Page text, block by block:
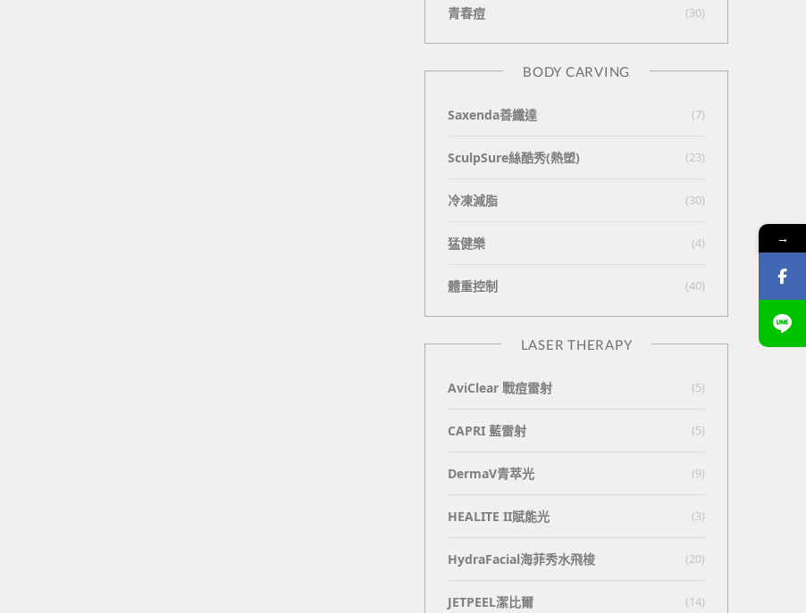
青春痘 (30)
BODY CARVING
Saxenda善纖達 (7)
SculpSure絲酷秀(熱塑) (23)
冷凍減脂 (30)
猛健樂 (4)
體重控制 (40)
LASER THERAPY
AviClear 戰痘雷射 (5)
CAPRI 藍雷射 (5)
DermaV青萃光 (9)
HEALITE II賦能光 (3)
HydraFacial海菲秀水飛梭 (20)
JETPEEL潔比爾 (14)
→